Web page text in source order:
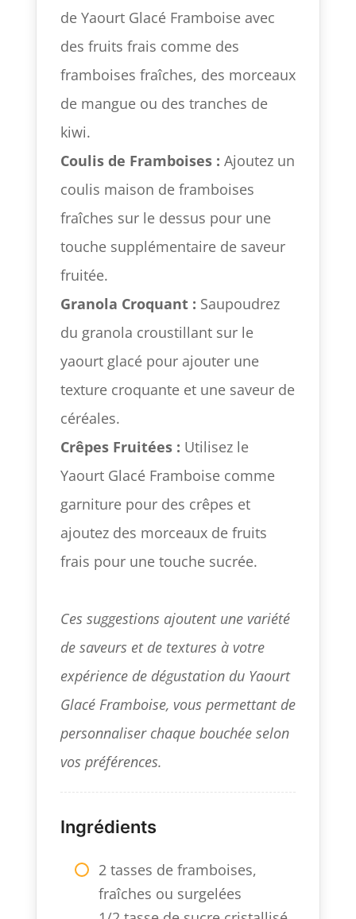
de Yaourt Glacé Framboise avec
des fruits frais comme des
framboises fraîches, des morceaux
de mangue ou des tranches de
kiwi.
Coulis de Framboises : Ajoutez un
coulis maison de framboises
fraîches sur le dessus pour une
touche supplémentaire de saveur
fruitée.
Granola Croquant : Saupoudrez
du granola croustillant sur le
yaourt glacé pour ajouter une
texture croquante et une saveur de
céréales.
Crêpes Fruitées : Utilisez le
Yaourt Glacé Framboise comme
garniture pour des crêpes et
ajoutez des morceaux de fruits
frais pour une touche sucrée.
Ces suggestions ajoutent une variété
de saveurs et de textures à votre
expérience de dégustation du Yaourt
Glacé Framboise, vous permettant de
personnaliser chaque bouchée selon
vos préférences.
Ingrédients
2 tasses de framboises,
fraîches ou surgelées